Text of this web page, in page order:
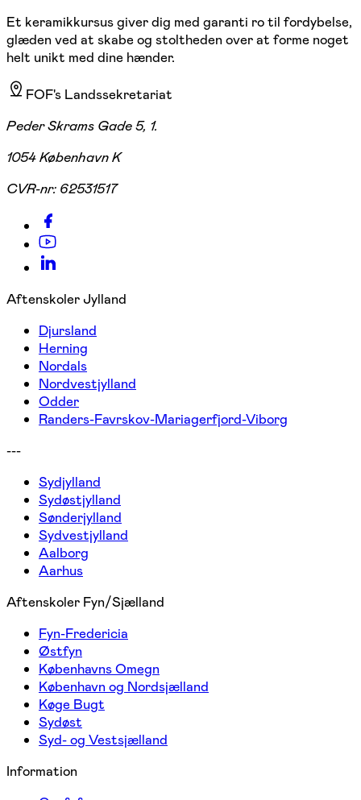
Et keramikkursus giver dig med garanti ro til fordybelse,
glæden ved at skabe og stoltheden over at forme noget
helt unikt med dine hænder.
FOF's Landssekretariat
Peder Skrams Gade 5, 1.
1054 København K
CVR-nr: 62531517
Aftenskoler Jylland
Djursland
Herning
Nordals
Nordvestjylland
Odder
Randers-Favrskov-Mariagerfjord-Viborg
---
Sydjylland
Sydøstjylland
Sønderjylland
Sydvestjylland
Aalborg
Aarhus
Aftenskoler Fyn/Sjælland
Fyn-Fredericia
Østfyn
Københavns Omegn
København og Nordsjælland
Køge Bugt
Sydøst
Syd- og Vestsjælland
Information